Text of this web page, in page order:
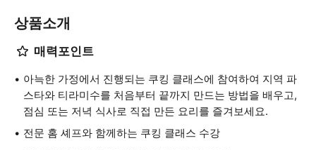
상품소개
매력포인트
아늑한 가정에서 진행되는 쿠킹 클래스에 참여하여 지역 파
스타와 티라미수를 처음부터 끝까지 만드는 방법을 배우고,
점심 또는 저녁 식사로 직접 만든 요리를 즐겨보세요.
전문 홈 셰프와 함께하는 쿠킹 클래스 수강